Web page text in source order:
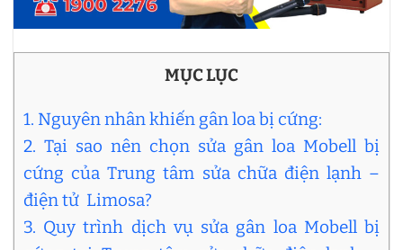
MỤC LỤC
1. Nguyên nhân khiến gân loa bị cứng:
2. Tại sao nên chọn sửa gân loa Mobell bị
cứng của Trung tâm sửa chữa điện lạnh –
điện tử Limosa?
3. Quy trình dịch vụ sửa gân loa Mobell bị